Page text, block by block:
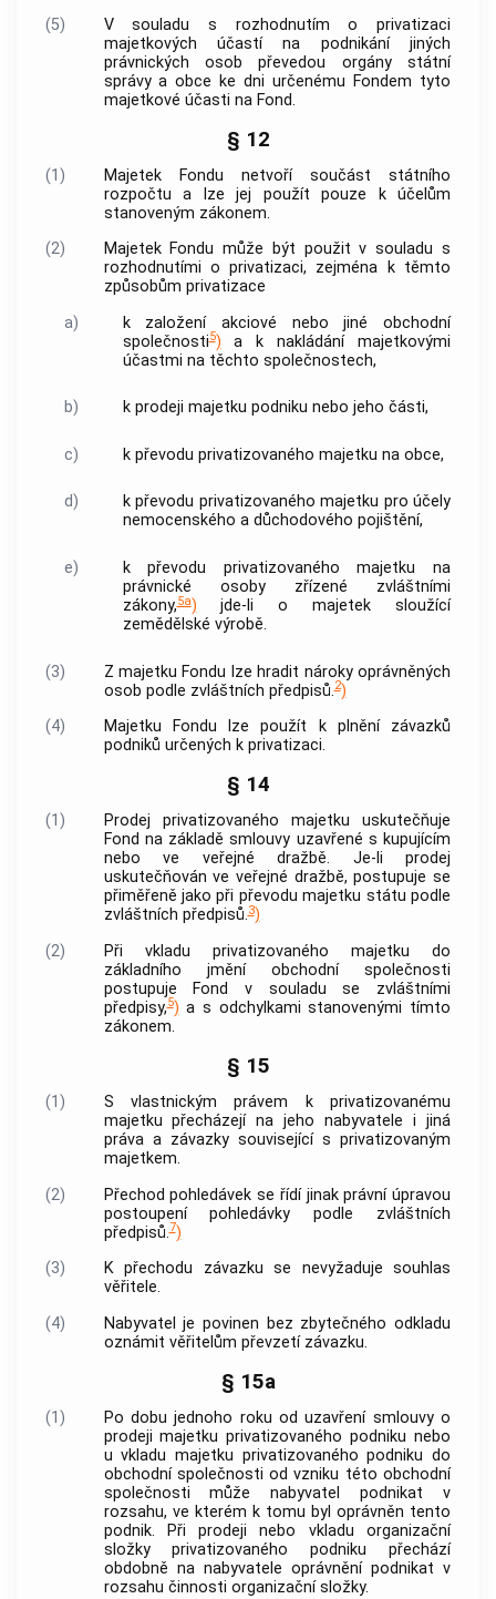
(5)
V souladu s rozhodnutím o privatizaci
majetkových účastí na podnikání jiných
právnických osob převedou orgány státní
správy a obce ke dni určenému Fondem tyto
majetkové účasti na Fond.
§ 12
(1)
Majetek Fondu netvoří součást státního
rozpočtu a lze jej použít pouze k účelům
stanoveným zákonem.
(2)
Majetek Fondu může být použit v souladu s
rozhodnutími o privatizaci, zejména k těmto
způsobům privatizace
a)
k založení akciové nebo jiné obchodní
společnosti5) a k nakládání majetkovými
účastmi na těchto společnostech,
b) k prodeji majetku podniku nebo jeho části,
c) k převodu privatizovaného majetku na obce,
d)
k převodu privatizovaného majetku pro účely
nemocenského a důchodového pojištění,
e)
k převodu privatizovaného majetku na
právnické osoby zřízené zvláštními
zákony,5a) jde-li o majetek sloužící
zemědělské výrobě.
(3)
Z majetku Fondu lze hradit nároky oprávněných
osob podle zvláštních předpisů.2)
(4)
Majetku Fondu lze použít k plnění závazků
podniků určených k privatizaci.
§ 14
(1)
Prodej privatizovaného majetku uskutečňuje
Fond na základě smlouvy uzavřené s kupujícím
nebo ve veřejné dražbě. Je-li prodej
uskutečňován ve veřejné dražbě, postupuje se
přiměřeně jako při převodu majetku státu podle
zvláštních předpisů.3)
(2)
Při vkladu privatizovaného majetku do
základního jmění obchodní společnosti
postupuje Fond v souladu se zvláštními
předpisy,5) a s odchylkami stanovenými tímto
zákonem.
§ 15
(1)
S vlastnickým právem k privatizovanému
majetku přecházejí na jeho nabyvatele i jiná
práva a závazky související s privatizovaným
majetkem.
(2)
Přechod pohledávek se řídí jinak právní úpravou
postoupení pohledávky podle zvláštních
předpisů.7)
(3)
K přechodu závazku se nevyžaduje souhlas
věřitele.
(4)
Nabyvatel je povinen bez zbytečného odkladu
oznámit věřitelům převzetí závazku.
§ 15a
(1)
Po dobu jednoho roku od uzavření smlouvy o
prodeji majetku privatizovaného podniku nebo
u vkladu majetku privatizovaného podniku do
obchodní společnosti od vzniku této obchodní
společnosti může nabyvatel podnikat v
rozsahu, ve kterém k tomu byl oprávněn tento
podnik. Při prodeji nebo vkladu organizační
složky privatizovaného podniku přechází
obdobně na nabyvatele oprávnění podnikat v
rozsahu činnosti organizační složky.